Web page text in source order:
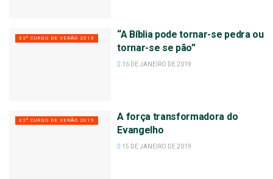
32º CURSO DE VERÃO 2019
“A Bíblia pode tornar-se pedra ou
tornar-se se pão”
16 DE JANEIRO DE 2019
32º CURSO DE VERÃO 2019
A força transformadora do
Evangelho
15 DE JANEIRO DE 2019